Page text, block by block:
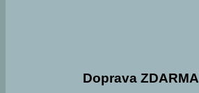
Doprava ZDARMA